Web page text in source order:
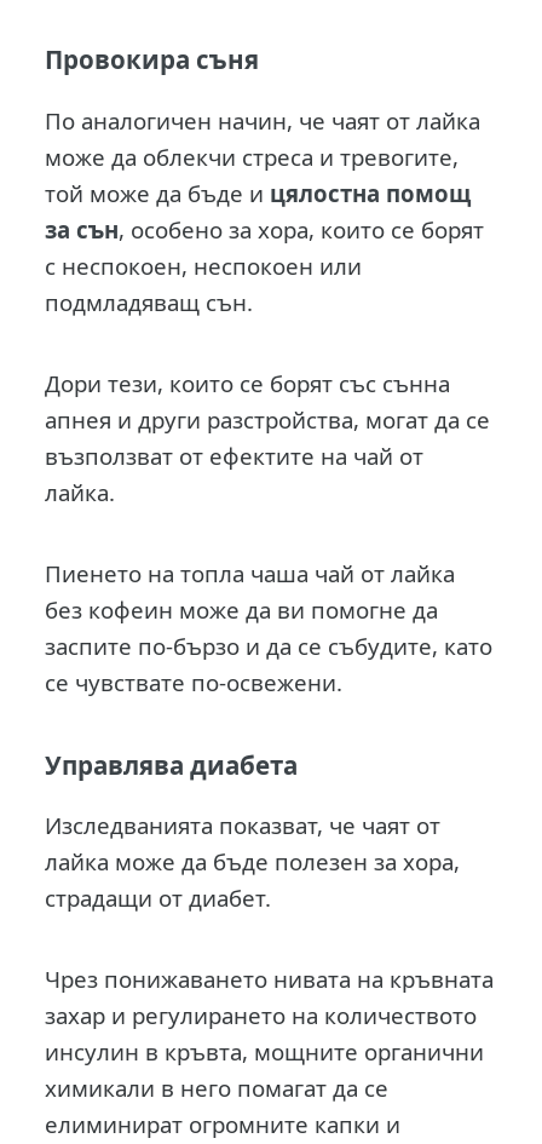
Провокира съня
По аналогичен начин, че чаят от лайка
може да облекчи стреса и тревогите,
той може да бъде и цялостна помощ
за сън, особено за хора, които се борят
с неспокоен, неспокоен или
подмладяващ сън.
Дори тези, които се борят със сънна
апнея и други разстройства, могат да се
възползват от ефектите на чай от
лайка.
Пиенето на топла чаша чай от лайка
без кофеин може да ви помогне да
заспите по-бързо и да се събудите, като
се чувствате по-освежени.
Управлява диабета
Изследванията показват, че чаят от
лайка може да бъде полезен за хора,
страдащи от диабет.
Чрез понижаването нивата на кръвната
захар и регулирането на количеството
инсулин в кръвта, мощните органични
химикали в него помагат да се
елиминират огромните капки и